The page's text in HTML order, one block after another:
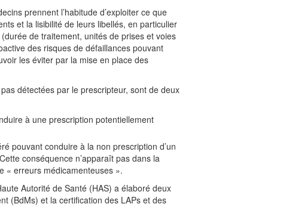
prennent l’habitude d’exploiter ce que
et la lisibilité de leurs libellés, en particulier
de traitement, unités de prises et voies
des risques de défaillances pouvant
les éviter par la mise en place des
détectées par le prescripteur, sont de deux
à une prescription potentiellement
pouvant conduire à la non prescription d’un
conséquence n’apparaît pas dans la
« erreurs médicamenteuses ».
Autorité de Santé (HAS) a élaboré deux
(BdMs) et la certification des LAPs et des